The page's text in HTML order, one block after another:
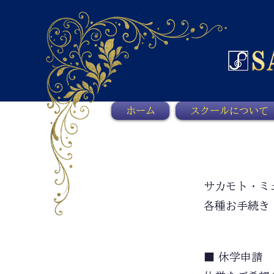
ホーム スクールについて
サカモト・ミ
各種お手続き
■ 休学申請